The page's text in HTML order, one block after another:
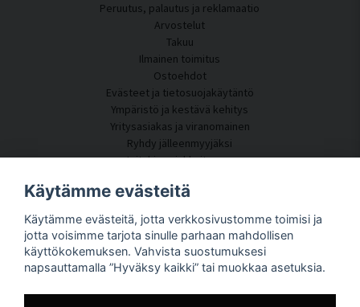
Peruutus, palautus ja reklamaatio
Arvostelut
Takuu
Ilmainen toimitus
Ostoehdot
Evästeet ja tietosuojakäytäntö
Ympäristö ja kestävä kehitys
Yritysasiakas ja viranomainen
Ryhdy jälleenmyyjäksi
Joitakin asiakkaitamme
Asiakaspalvelu
Akustiikkakonsultointi
Asennus
Kysymyksiä ja vastauksia
Tietoportaali
Käytämme evästeitä
Käytämme evästeitä, jotta verkkosivustomme toimisi ja
jotta voisimme tarjota sinulle parhaan mahdollisen
käyttökokemuksen. Vahvista suostumuksesi
napsauttamalla ”Hyväksy kaikki” tai muokkaa asetuksia.